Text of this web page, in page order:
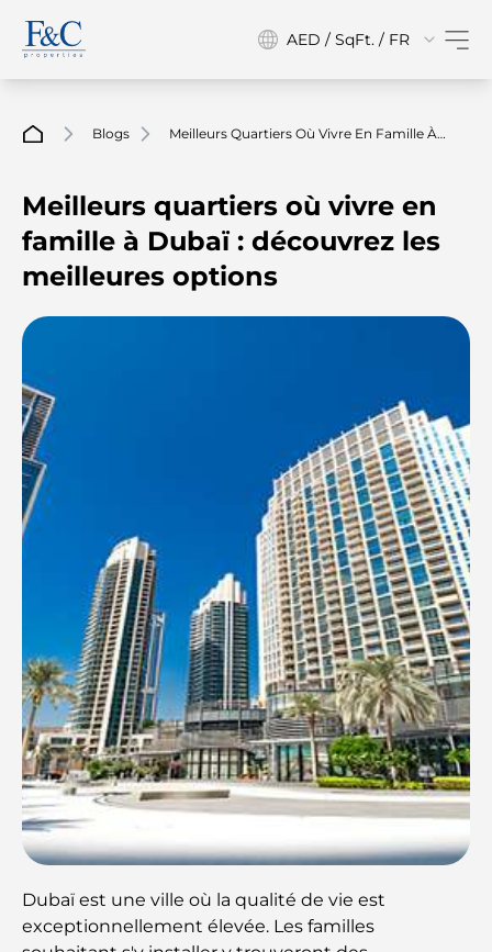
AED / SqFt. / FR
Blogs
Meilleurs Quartiers Où Vivre En Famille À
Meilleurs quartiers où vivre en
famille à Dubaï : découvrez les
meilleures options
Dubaï est une ville où la qualité de vie est
exceptionnellement élevée. Les familles